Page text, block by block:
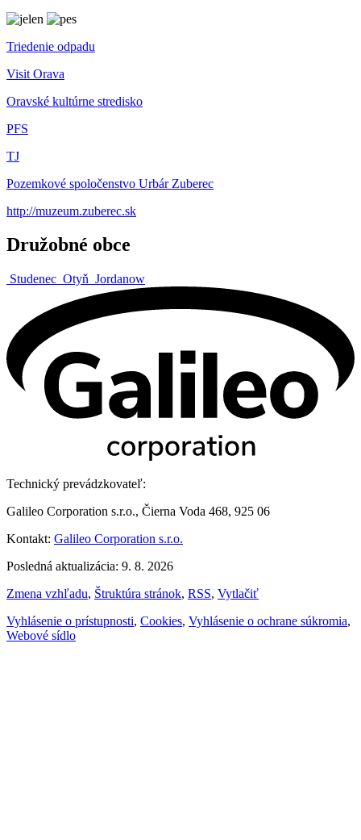
Triedenie odpadu
Visit Orava
Oravské kultúrne stredisko
PFS
TJ
Pozemkové spoločenstvo Urbár Zuberec
http://muzeum.zuberec.sk
Družobné obce
Studenec Otyň Jordanow
Technický prevádzkovateľ:
Galileo Corporation s.r.o., Čierna Voda 468, 925 06
Kontakt: Galileo Corporation s.r.o.
Posledná aktualizácia: 9. 8. 2026
Zmena vzhľadu, Štruktúra stránok, RSS, Vytlačiť
Vyhlásenie o prístupnosti, Cookies, Vyhlásenie o ochrane súkromia,
Webové sídlo